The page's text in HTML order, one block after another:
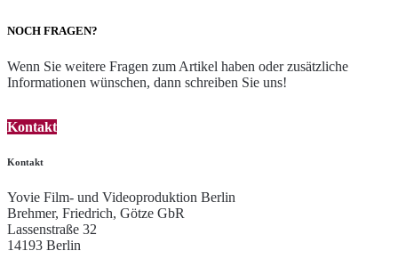
NOCH FRAGEN?
Wenn Sie weitere Fragen zum Artikel haben oder zusätzliche
Informationen wünschen, dann schreiben Sie uns!
Kontakt
Kontakt
Yovie Film- und Videoproduktion Berlin
Brehmer, Friedrich, Götze GbR
Lassenstraße 32
14193 Berlin